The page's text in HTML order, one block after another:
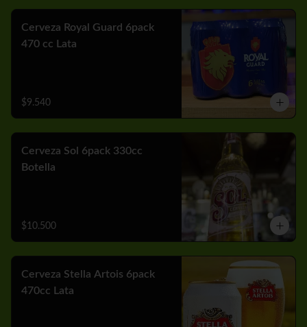
Cerveza Royal Guard 6pack
470 cc Lata
$9.540
Cerveza Sol 6pack 330cc
Botella
$10.500
Cerveza Stella Artois 6pack
470cc Lata